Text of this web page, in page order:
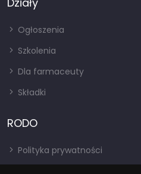
Ogłoszenia
Szkolenia
Dla farmaceuty
Składki
RODO
Polityka prywatności